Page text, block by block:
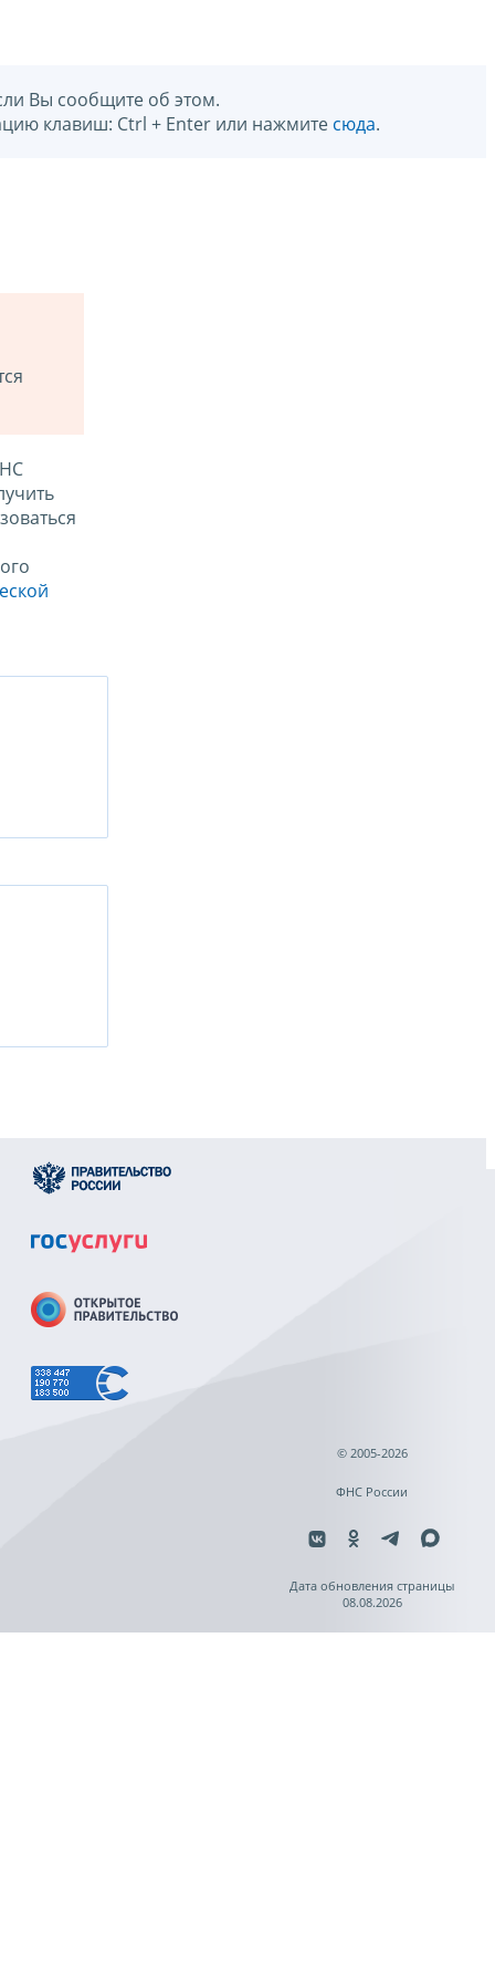
Вы сообщите об этом.
клавиш: Ctrl + Enter или нажмите сюда.
© 2005-2026
ФНС России
Дата обновления страницы
08.08.2026